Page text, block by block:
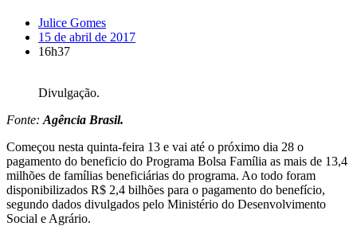
Julice Gomes
15 de abril de 2017
16h37
Divulgação.
Fonte: Agência Brasil.
Começou nesta quinta-feira 13 e vai até o próximo dia 28 o
pagamento do beneficio do Programa Bolsa Família as mais de 13,4
milhões de famílias beneficiárias do programa. Ao todo foram
disponibilizados R$ 2,4 bilhões para o pagamento do benefício,
segundo dados divulgados pelo Ministério do Desenvolvimento
Social e Agrário.